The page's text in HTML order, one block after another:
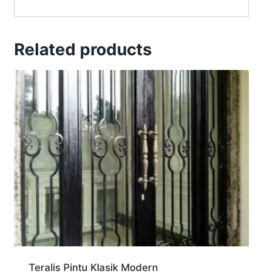
Related products
Teralis Pintu Klasik Modern